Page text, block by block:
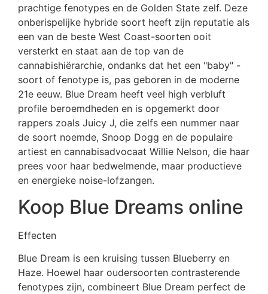
prachtige fenotypes en de Golden State zelf. Deze
onberispelijke hybride soort heeft zijn reputatie als
een van de beste West Coast-soorten ooit
versterkt en staat aan de top van de
cannabishiërarchie, ondanks dat het een "baby" -
soort of fenotype is, pas geboren in de moderne
21e eeuw. Blue Dream heeft veel high verbluft
profile beroemdheden en is opgemerkt door
rappers zoals Juicy J, die zelfs een nummer naar
de soort noemde, Snoop Dogg en de populaire
artiest en cannabisadvocaat Willie Nelson, die haar
prees voor haar bedwelmende, maar productieve
en energieke noise-lofzangen.
Koop Blue Dreams online
Effecten
Blue Dream is een kruising tussen Blueberry en
Haze. Hoewel haar oudersoorten contrasterende
fenotypes zijn, combineert Blue Dream perfect de